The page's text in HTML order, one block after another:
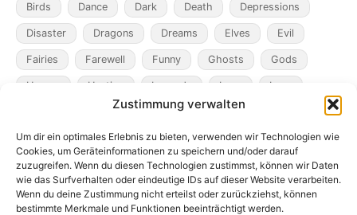
Zustimmung verwalten
Um dir ein optimales Erlebnis zu bieten, verwenden wir Technologien wie
Cookies, um Geräteinformationen zu speichern und/oder darauf
zuzugreifen. Wenn du diesen Technologien zustimmst, können wir Daten
wie das Surfverhalten oder eindeutige IDs auf dieser Website verarbeiten.
Wenn du deine Zustimmung nicht erteilst oder zurückziehst, können
bestimmte Merkmale und Funktionen beeinträchtigt werden.
Birds Dance Dark Death Depressions
Disaster Dragons Dreams Elves Evil
Fairies Farewell Funny Ghosts Gods
Heroes Hunting Legends Loss Love
Magicians Metamorphosis
Mistaken Identity Murder Music Novel
Obsession Pacts Poverty Revenge
Robbers Role Playing Games Ships Spooky